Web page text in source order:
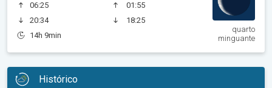
06:25
20:34
14h 9min
01:55
18:25
quarto
minguante
Histórico